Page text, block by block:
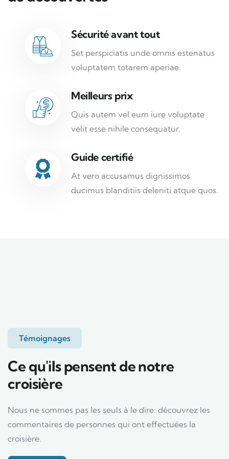
Sécurité avant tout
Set perspiciatis unde omnis estenatus
voluptatem totarem aperiae.
Meilleurs prix
Quis autem vel eum iure voluptate
velit esse nihile consequatur.
Guide certifié
At vero accusamus dignissimos
ducimus blanditiis deleniti atque quos.
Témoignages
Ce qu'ils pensent de notre
croisière
Nous ne sommes pas les seuls à le dire: découvrez les
commentaires de personnes qui ont effectuées la
croisière.